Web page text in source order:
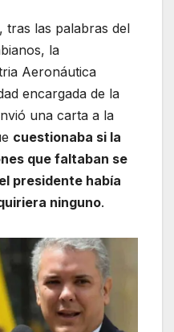
tras las palabras del
la
Aeronáutica
encargada de la
una carta a la
cuestionaba si la
que faltaban se
el presidente había
ninguno.